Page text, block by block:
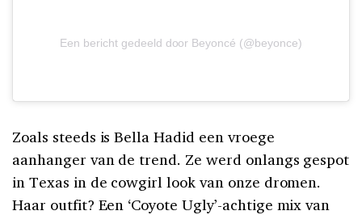
Een bericht gedeeld door Beyoncé (@beyonce)
Zoals steeds is Bella Hadid een vroege
aanhanger van de trend. Ze werd onlangs gespot
in Texas in de cowgirl look van onze dromen.
Haar outfit? Een ‘Coyote Ugly’-achtige mix van